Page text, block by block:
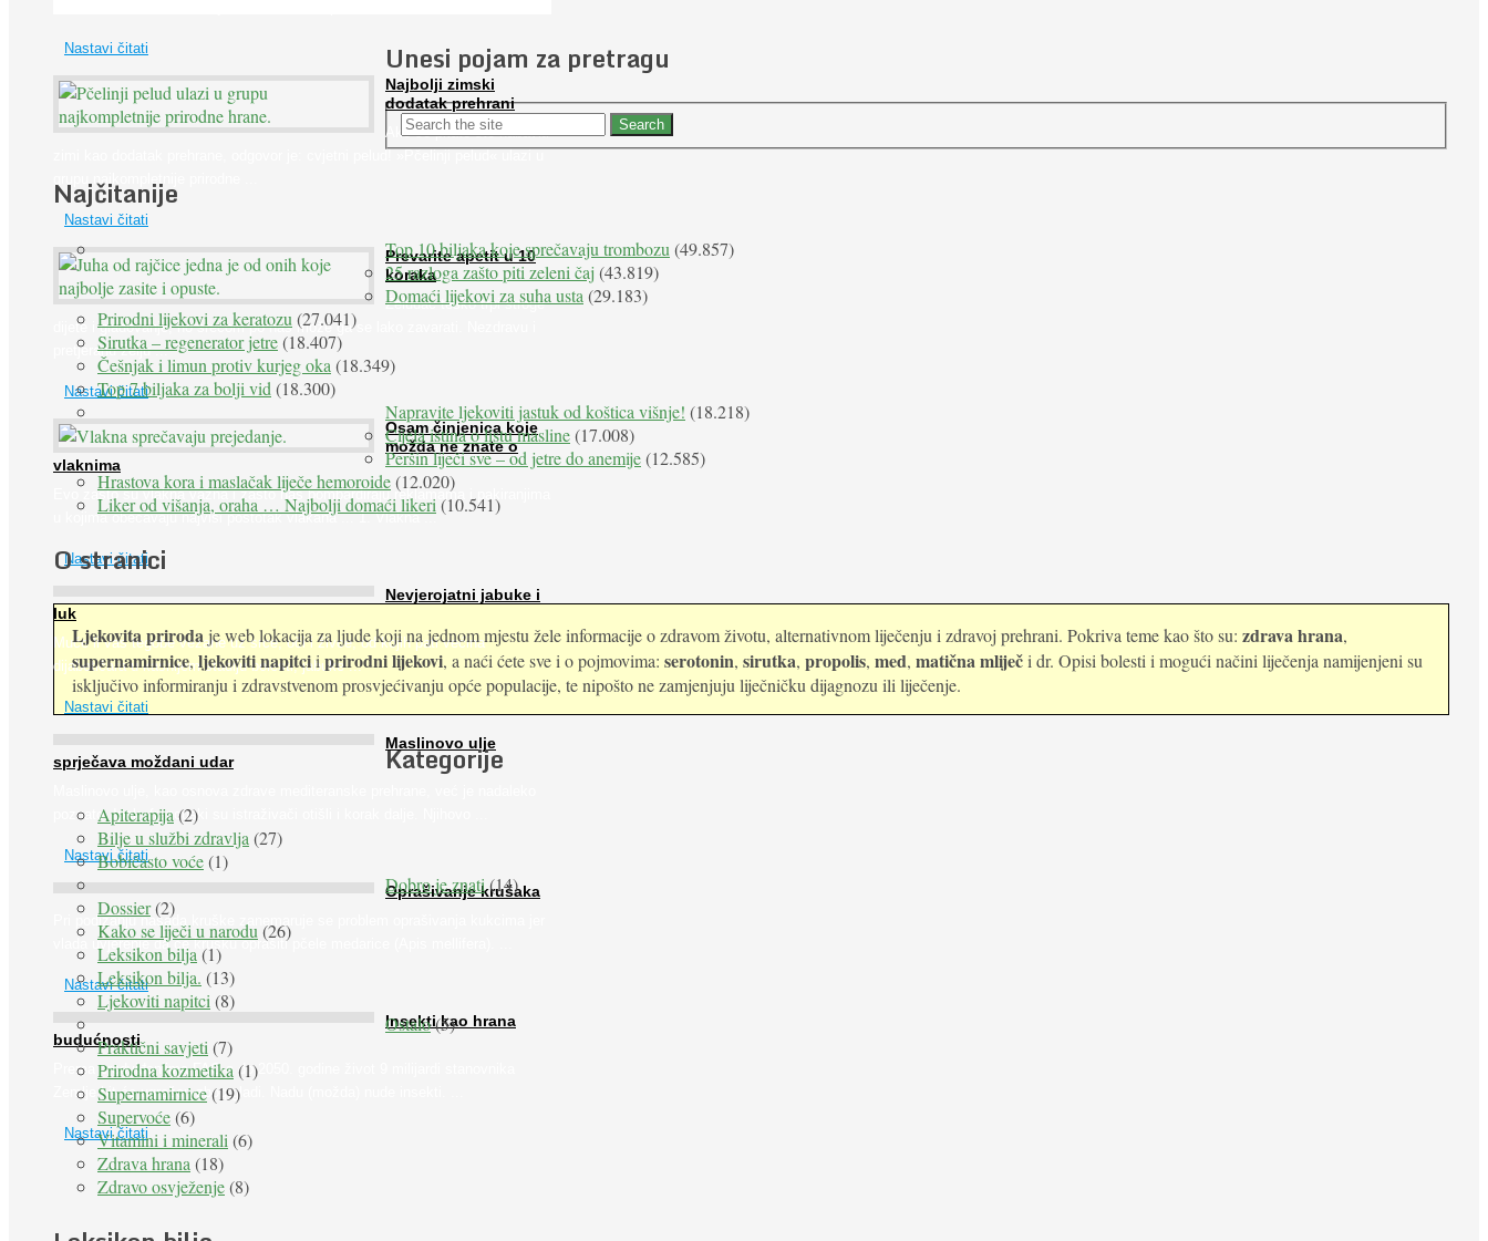
Nastavi čitati
Najbolji zimski
dodatak prehrani
Ako se pitate što nabaviti
grupu najkompletnije prirodne ...
Nastavi čitati
Prevarite apetit u 10
koraka
Želudac teško trpi stroge
dijete i gladovanje, no srećom po nas može ga se lako zavarati. Nezdravu i
pretjeranu želju ...
Nastavi čitati
Osam činjenica koje
možda ne znate o
vlaknima
Evo zašto su vlakna važna i zašto nas bombardiraju reklamama i pakiranjima
u kojima obećavaju najviši postotak vlakana ... 1. Vlakna ...
Nastavi čitati
Nevjerojatni jabuke i
luk
Muče li vas tegobe vezane uz srce, oči i živce, od kojih pati većina
dijabetičara u kasnijem stadiju bolesti, jabuke ...
Nastavi čitati
Maslinovo ulje
sprječava moždani udar
poznato. Ipak, francuski su istraživači otišli i korak dalje. Njihovo ...
Nastavi čitati
Oprašivanje krušaka
Pri podizanju nasada kruške zanemaruje se problem oprašivanja kukcima jer
vlada uvjerenje da će krušku oprašiti pčele medarice (Apis mellifera). ...
Nastavi čitati
Insekti kao hrana
budućnosti
Prema predviđanjima FAO-a do 2050. godine život 9 milijardi stanovnika
Zemlje bit će ugrožen zbog gladi. Nadu (možda) nude insekti. ...
Nastavi čitati
Unesi pojam za pretragu
Najčitanije
Top 10 biljaka koje sprečavaju trombozu (49.857)
25 razloga zašto piti zeleni čaj (43.819)
Domaći lijekovi za suha usta (29.183)
Prirodni lijekovi za keratozu (27.041)
Sirutka – regenerator jetre(18.407)
Češnjak i limun protiv kurjeg oka (18.349)
Top 7 biljaka za bolji vid (18.300)
Napravite ljekoviti jastuk od koštica višnje! (18.218)
Cijela istina o listu masline(17.008)
Peršin liječi sve – od jetre do anemije(12.585)
Hrastova kora i maslačak liječe hemoroide(12.020)
Liker od višanja, oraha … Najbolji domaći likeri (10.541)
O stranici
Ljekovita prirodaje web lokacija za ljude koji na jednom mjestu žele informacije o zdravom životu, alternativnom liječenju i zdravoj prehrani. Pokriva teme kao što su: zdrava hrana,
supernamirnice,ljekoviti napitciiprirodni lijekovi, a naći ćete sve i o pojmovima: serotonin, sirutka, propolis, med, matična mliječi dr. Opisi bolesti i mogući načini liječenja namijenjeni su
isključivo informiranju i zdravstvenom prosvjećivanju opće populacije, te nipošto ne zamjenjuju liječničku dijagnozu ili liječenje.
Kategorije
Apiterapija (2)
Bilje u službi zdravlja (27)
Bobičasto voće(1)
Dobro je znati(14)
Dossier(2)
Kako se liječi u narodu (26)
Leksikon bilja (1)
Leksikon bilja. (13)
Ljekoviti napitci (8)
Ostalo(5)
Praktični savjeti (7)
Prirodna kozmetika (1)
Supernamirnice(19)
Supervoće(6)
Vitamini i minerali (6)
Zdrava hrana (18)
Zdravo osvježenje(8)